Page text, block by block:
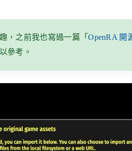
，之前我也寫過一篇「OpenRA 開
參考。